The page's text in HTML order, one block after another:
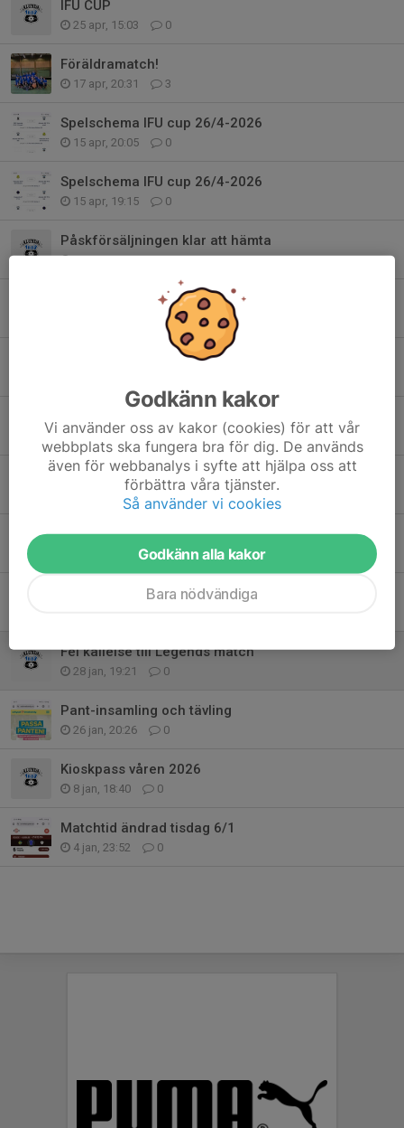
IFU CUP
25 apr, 15:03 0
Föräldramatch!
17 apr, 20:31 3
Spelschema IFU cup 26/4-2026
15 apr, 20:05 0
Spelschema IFU cup 26/4-2026
15 apr, 19:15 0
Påskförsäljningen klar att hämta
26 mar, 21:44 0
Påskmix Försäljning sista dag 11/3
0
Kioskinstruktioner + Pantamera
19 feb, 08:11 0
Avslutningscup IFU 26/4-2026
12 feb, 20:50 0
Försäljning Påskmix
0
Försäljning Påskmix Lagshoppen
Fel kallelse till Legends match
28 jan, 19:21 0
Pant-insamling och tävling
26 jan, 20:26 0
Kioskpass våren 2026
8 jan, 18:40 0
Matchtid ändrad tisdag 6/1
4 jan, 23:52 0
Godkänn kakor
Vi använder oss av kakor (cookies) för att vår
webbplats ska fungera bra för dig. De används
även för webbanalys i syfte att hjälpa oss att
förbättra våra tjänster.
Så använder vi cookies
Godkänn alla kakor
Bara nödvändiga